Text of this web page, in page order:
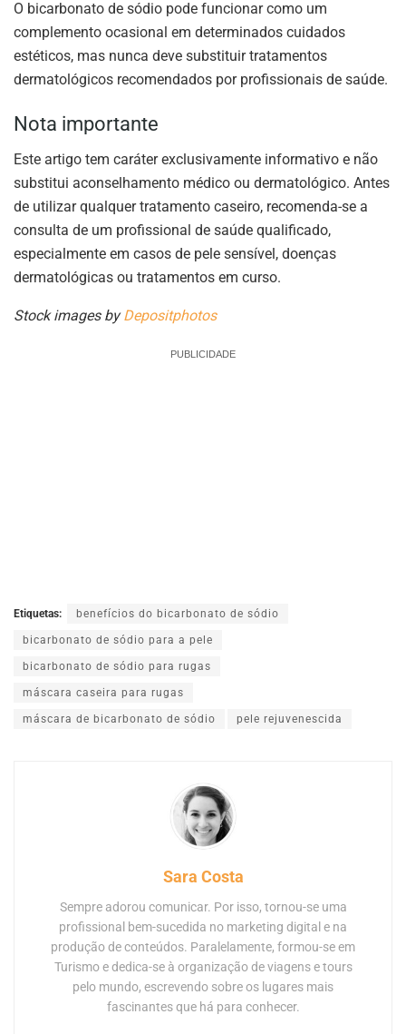
O bicarbonato de sódio pode funcionar como um
complemento ocasional em determinados cuidados
estéticos, mas nunca deve substituir tratamentos
dermatológicos recomendados por profissionais de saúde.
Nota importante
Este artigo tem caráter exclusivamente informativo e não
substitui aconselhamento médico ou dermatológico. Antes
de utilizar qualquer tratamento caseiro, recomenda-se a
consulta de um profissional de saúde qualificado,
especialmente em casos de pele sensível, doenças
dermatológicas ou tratamentos em curso.
Stock images byDepositphotos
PUBLICIDADE
Etiquetas: benefícios do bicarbonato de sódio
bicarbonato de sódio para a pele
bicarbonato de sódio para rugas
máscara caseira para rugas
máscara de bicarbonato de sódio pele rejuvenescida
Sara Costa
Sempre adorou comunicar. Por isso, tornou-se uma
profissional bem-sucedida no marketing digital e na
produção de conteúdos. Paralelamente, formou-se em
Turismo e dedica-se à organização de viagens e tours
pelo mundo, escrevendo sobre os lugares mais
fascinantes que há para conhecer.